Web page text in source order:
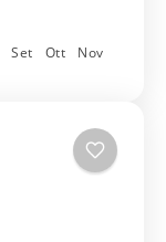
Set Ott
Nov